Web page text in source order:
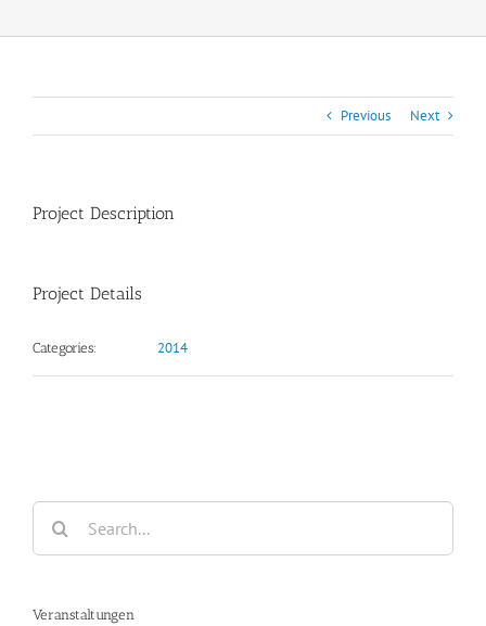
Previous Next
Project Description
Project Details
Categories: 2014
Search
Veranstaltungen